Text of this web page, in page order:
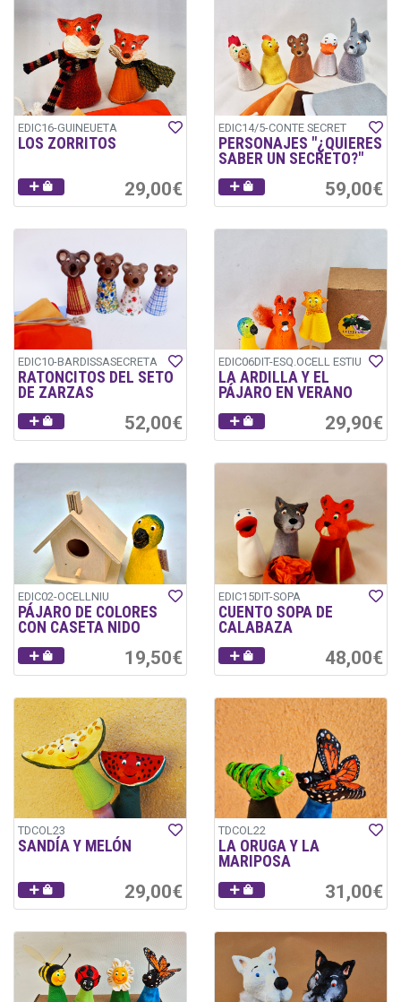
EDIC16-GUINEUETA
LOS ZORRITOS
29,00€
EDIC14/5-CONTE SECRET
PERSONAJES "¿QUIERES
SABER UN SECRETO?"
59,00€
EDIC10-BARDISSASECRETA
RATONCITOS DEL SETO
DE ZARZAS
52,00€
EDIC06DIT-ESQ.OCELL ESTIU
LA ARDILLA Y EL
PÁJARO EN VERANO
29,90€
EDIC02-OCELLNIU
PÁJARO DE COLORES
CON CASETA NIDO
19,50€
EDIC15DIT-SOPA
CUENTO SOPA DE
CALABAZA
48,00€
TDCOL23
SANDÍA Y MELÓN
29,00€
TDCOL22
LA ORUGA Y LA
MARIPOSA
31,00€